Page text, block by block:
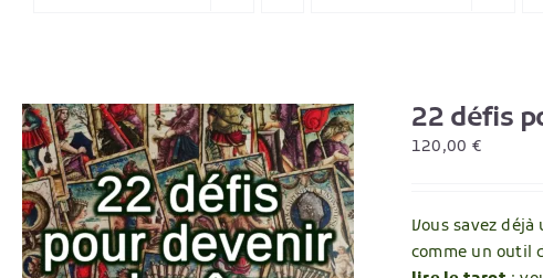
22 défis
120,00 €
Vous savez
comme un outil